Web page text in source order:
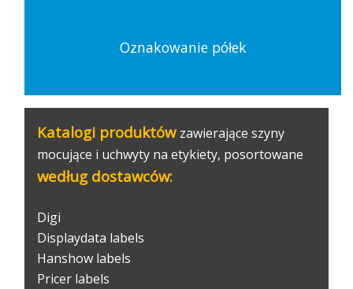
Oznakowanie półek
Katalogi produktów zawierające szyny
mocujące i uchwyty na etykiety, posortowane
według dostawców:
Digi
Displaydata labels
Hanshow labels
Pricer labels